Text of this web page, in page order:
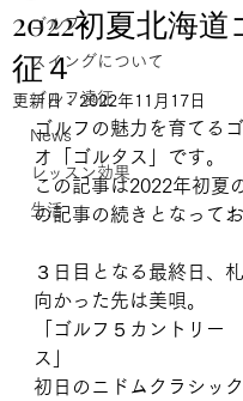
ゴルフ
スイングについて
ゴルフ遠征
News
レッスン効果
生活
2022初夏北海
征４
更新日：2022年11月17日
ゴルフの魅力を育てる
オ「ゴルタス」です。
この記事は2022年初夏
の記事の続きとなってお
３日目となる最終日、
向かった先は美唄。
「ゴルフ５カントリー
ス」
初日のニドムクラシッ